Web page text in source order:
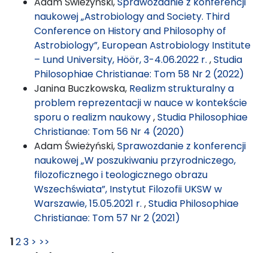
naukowej „Astrobiology and Society. Third
Conference on History and Philosophy of
Astrobiology”, European Astrobiology Institute
– Lund University, Höör, 3-4.06.2022 r. ,Studia
Philosophiae Christianae: Tom 58 Nr 2 (2022)
Janina Buczkowska, Realizm strukturalny a
problem reprezentacji w nauce w kontekście
sporu o realizm naukowy,Studia Philosophiae
Christianae: Tom 56 Nr 4 (2020)
Adam Świeżyński,Sprawozdanie z konferencji
naukowej „W poszukiwaniu przyrodniczego,
filozoficznego i teologicznego obrazu
Wszechświata”, Instytut Filozofii UKSW w
Warszawie, 15.05.2021 r. ,Studia Philosophiae
Christianae: Tom 57 Nr 2 (2021)
123 > >>